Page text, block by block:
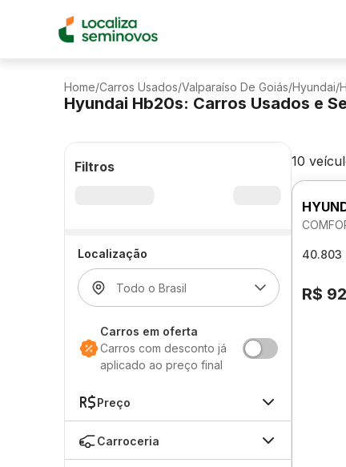
Home/Carros Usados/Valparaíso De Goiás/Hyundai/
Hyundai Hb20s: Carros Usados e
Filtros
Localização
Carros em oferta
Carros com desconto já
aplicado ao preço final
Preço
Carroceria
10
40.803
R$